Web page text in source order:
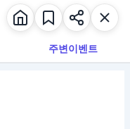
주변이벤트